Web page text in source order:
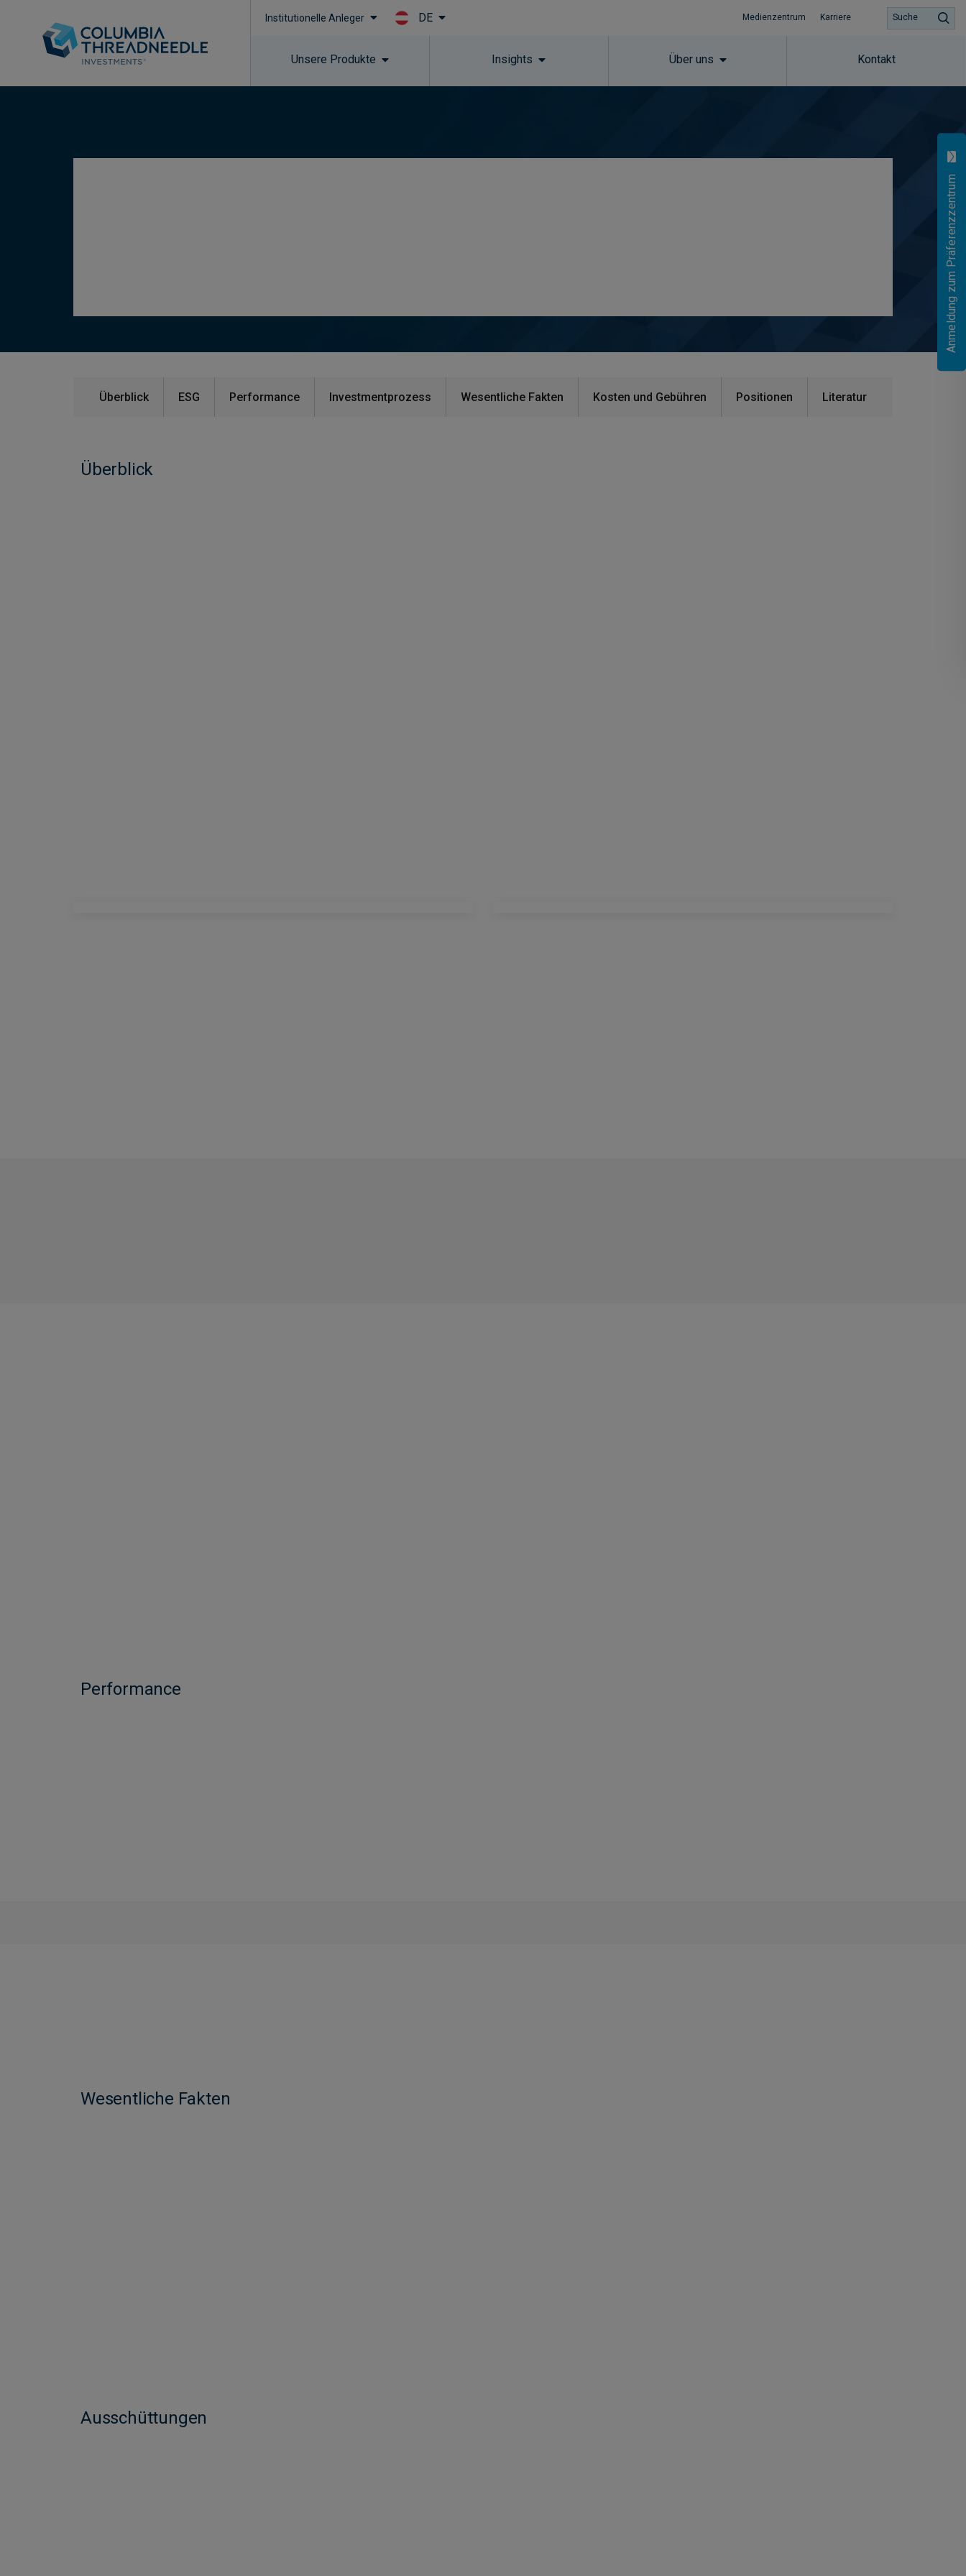
Skip to main content
Institutionelle Anleger DE Medienzentrum Karriere
Unsere Produkte Insights Über uns Kontakt
Suche
Überblick ESG Performance Investmentprozess Wesentliche Fakten Kosten und Gebühren Positionen Literatur
Überblick
Performance
Wesentliche Fakten
Ausschüttungen
Anmeldung zum Präferenzzentrum